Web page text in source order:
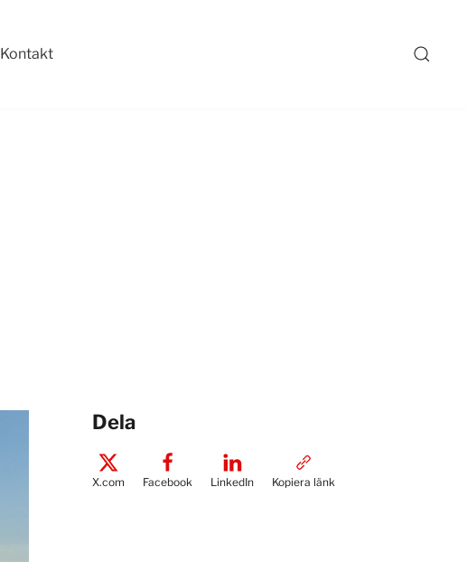
Kontakt
Dela
X.com Facebook LinkedIn Kopiera länk